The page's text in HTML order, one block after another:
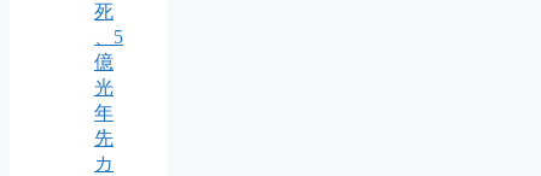
死
、5
億
光
年
先
カ